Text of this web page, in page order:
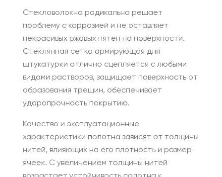
Стекловолокно радикально решает
проблему с коррозией и не оставляет
некрасивых ржавых пятен на поверхности.
Стеклянная сетка армирующая для
штукатурки отлично сцепляется с любыми
видами растворов, защищает поверхность от
образования трещин, обеспечивает
ударопрочность покрытию.
Качество и эксплуатационные
характеристики полотна зависят от толщины
нитей, влияющих на его плотность и размер
ячеек. С увеличением толщины нитей